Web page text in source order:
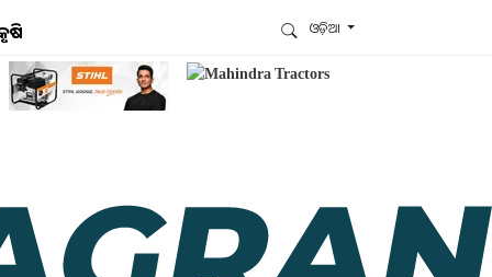
ଓଡ଼ିଆ
ଆମେ ହ୍ବାଟ୍ସଆପ୍‌ରେ ଅଛୁ ! ଆମ ହ୍ବାଟ୍ସଆପ ଗ୍ରୁପରେ
ଯୋଗଦିଅନ୍ତୁ ଏବଂ ଆପଙ୍କୁ ଆବଶ୍ୟକ ହେଉଥିବା ସବୁ
ଅପଡେଟ୍‌ ପାଆନ୍ତୁ ପ୍ରତିଦିନ ।